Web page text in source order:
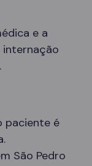
e a
paciente é
São Pedro